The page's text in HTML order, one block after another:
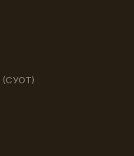
(СУОТ)